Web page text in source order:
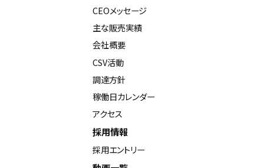
CEOメッセージ
主な販売実績
会社概要
CSV活動
調達方針
稼働日カレンダー
アクセス
採用情報
採用エントリー